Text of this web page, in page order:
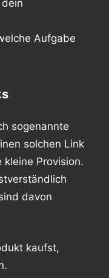
Aufgabe
sogenannte
solchen Link
Provision.
davon
kaufst,